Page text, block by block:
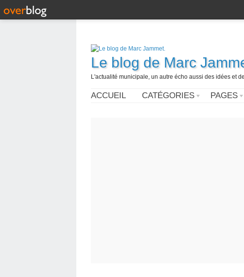
Le blog de Marc
L'actualité municipale, un autre écho aussi des idées et
ACCUEIL CATÉGORIES PAGES